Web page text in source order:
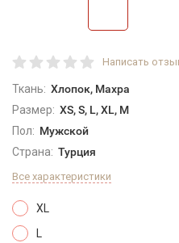
Написать
Ткань: Хлопок, Махра
Размер: XS, S, L, XL, M
Пол: Мужской
Страна: Турция
Все характеристики
XL